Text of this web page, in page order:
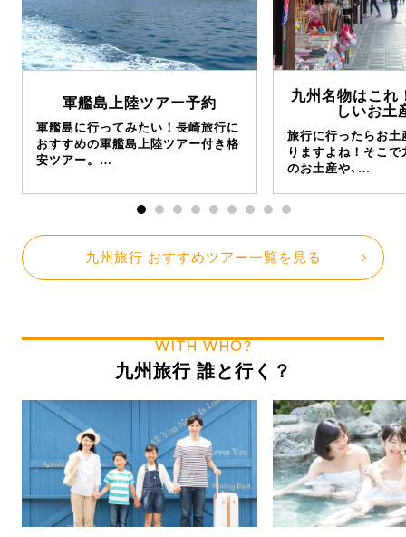
軍艦島上陸ツアー予約
軍艦島に行ってみたい！長崎旅行に
おすすめの軍艦島上陸ツアー付き格
安ツアー。…
九州名物はこれ
しいお土
旅行に行ったらお土
りますよね！そこ
のお土産や､…
九州旅行 おすすめツアー一覧を見る
WITH WHO?
九州旅行 誰と行く？